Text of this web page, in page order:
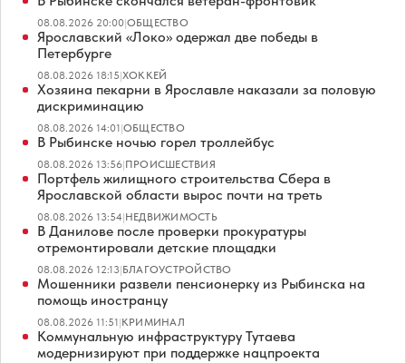
08.08.2026 20:00|ОБЩЕСТВО
Ярославский «Локо» одержал две победы в
Петербурге
08.08.2026 18:15|ХОККЕЙ
Хозяина пекарни в Ярославле наказали за половую
дискриминацию
08.08.2026 14:01|ОБЩЕСТВО
В Рыбинске ночью горел троллейбус
08.08.2026 13:56|ПРОИСШЕСТВИЯ
Портфель жилищного строительства Сбера в
Ярославской области вырос почти на треть
08.08.2026 13:54|НЕДВИЖИМОСТЬ
В Данилове после проверки прокуратуры
отремонтировали детские площадки
08.08.2026 12:13|БЛАГОУСТРОЙСТВО
Мошенники развели пенсионерку из Рыбинска на
помощь иностранцу
08.08.2026 11:51|КРИМИНАЛ
Коммунальную инфраструктуру Тутаева
модернизируют при поддержке нацпроекта